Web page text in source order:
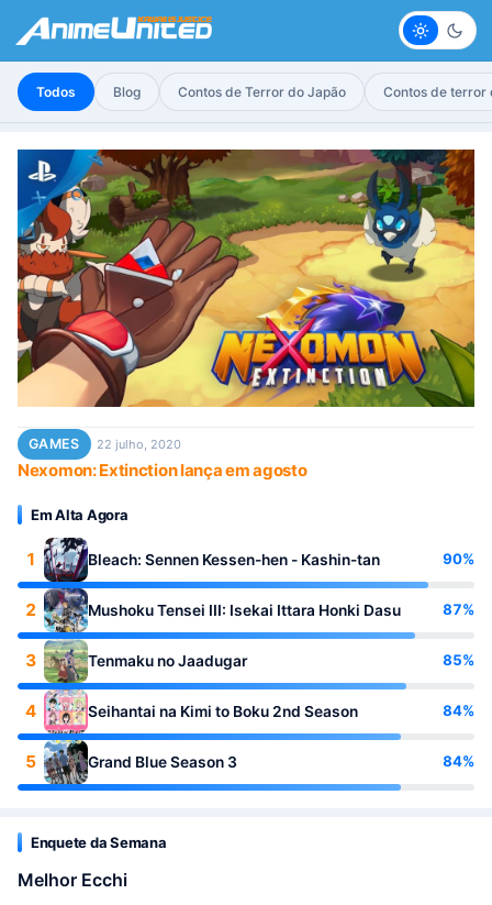
Claro
Todos Blog Contos de Terror do Japão Contos de terror
GAMES 22 julho, 2020
Nexomon: Extinction lança em agosto
Em Alta Agora
1 Bleach: Sennen Kessen-hen - Kashin-tan 90%
2 Mushoku Tensei III: Isekai Ittara Honki Dasu 87%
3 Tenmaku no Jaadugar 85%
4 Seihantai na Kimi to Boku 2nd Season 84%
5 Grand Blue Season 3 84%
Enquete da Semana
Melhor Ecchi